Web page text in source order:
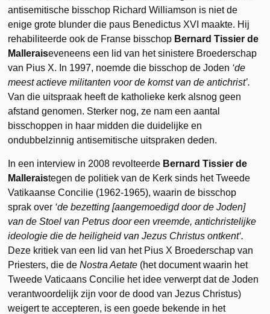
antisemitische bisschop Richard Williamson is niet de
enige grote blunder die paus Benedictus XVI maakte. Hij
rehabiliteerde ook de Franse bisschop Bernard Tissier de
Malleraiseveneens een lid van het sinistere Broederschap
van Pius X. In 1997, noemde die bisschop de Joden ‘de
meest actieve militanten voor de komst van de antichrist’.
Van die uitspraak heeft de katholieke kerk alsnog geen
afstand genomen. Sterker nog, ze nam een aantal
bisschoppen in haar midden die duidelijke en
ondubbelzinnig antisemitische uitspraken deden.
In een interview in 2008 revolteerde Bernard Tissier de
Malleraistegen de politiek van de Kerk sinds het Tweede
Vatikaanse Concilie (1962-1965), waarin de bisschop
sprak over ‘de bezetting [aangemoedigd door de Joden]
van de Stoel van Petrus door een vreemde, antichristelijke
ideologie die de heiligheid van Jezus Christus ontkent‘.
Deze kritiek van een lid van het Pius X Broederschap van
Priesters, die deNostra Aetate (het document waarin het
Tweede Vaticaans Concilie het idee verwerpt dat de Joden
verantwoordelijk zijn voor de dood van Jezus Christus)
weigert te accepteren, is een goede bekende in het